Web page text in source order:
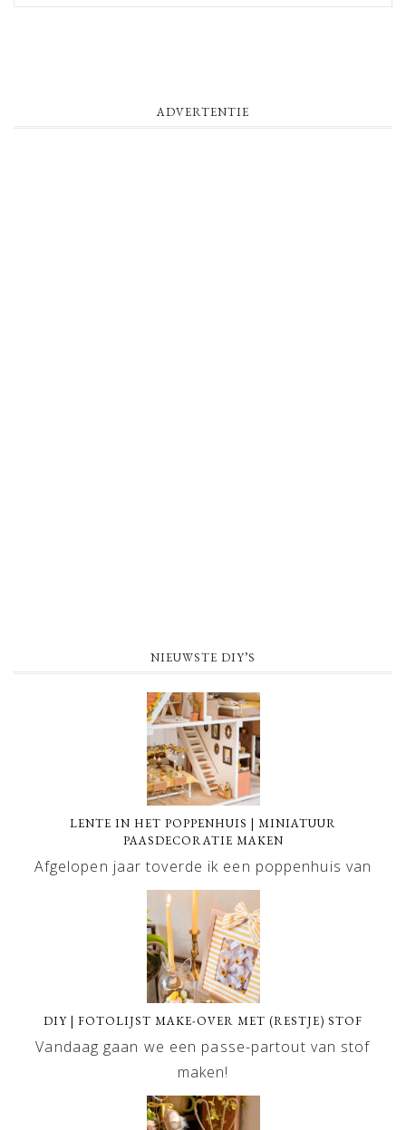
ADVERTENTIE
NIEUWSTE DIY’S
LENTE IN HET POPPENHUIS | MINIATUUR
PAASDECORATIE MAKEN
Afgelopen jaar toverde ik een poppenhuis van
DIY | FOTOLIJST MAKE-OVER MET (RESTJE) STOF
Vandaag gaan we een passe-partout van stof
maken!